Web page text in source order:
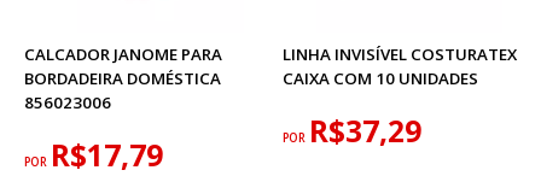
CALCADOR JANOME PARA
BORDADEIRA DOMÉSTICA
856023006
POR R$17,79
LINHA INVISÍVEL COSTURATEX
CAIXA COM 10 UNIDADES
POR R$37,29